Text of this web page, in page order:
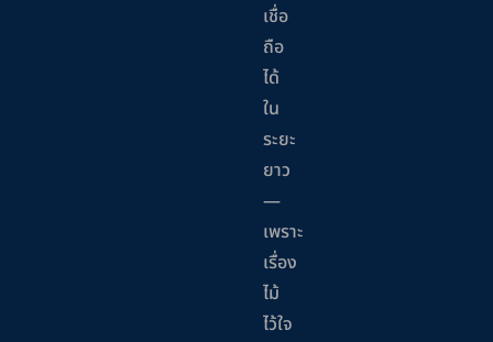
เชื่อ
ถือ
ได้
ใน
ระยะ
ยาว
—
เพราะ
เรื่อง
ไม้
ไว้ใจ